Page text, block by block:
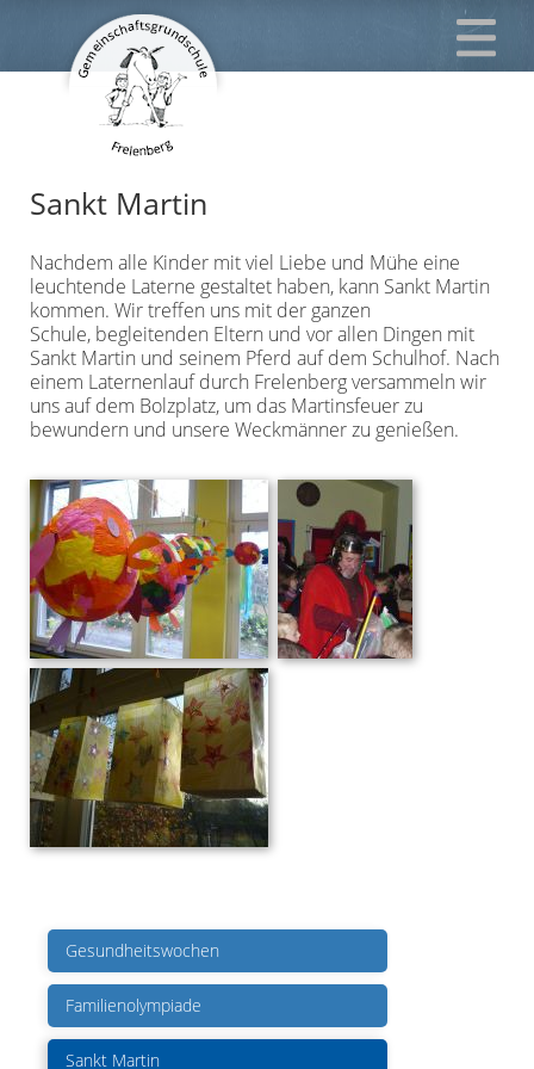
Sankt Martin
Nachdem alle Kinder mit viel Liebe und Mühe eine
leuchtende Laterne gestaltet haben, kann Sankt Martin
kommen. Wir treffen uns mit der ganzen
Schule, begleitenden Eltern und vor allen Dingen mit
Sankt Martin und seinem Pferd auf dem Schulhof. Nach
einem Laternenlauf durch Frelenberg versammeln wir
uns auf dem Bolzplatz, um das Martinsfeuer zu
bewundern und unsere Weckmänner zu genießen.
Gesundheitswochen
Familienolympiade
Sankt Martin